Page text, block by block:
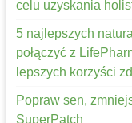
celu uzyskania
5 najlepszych
połączyć z
lepszych korzyści
Popraw sen,
SuperPatch